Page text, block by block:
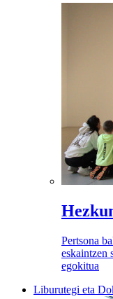
Pertsona
eskaintzen
egokitua
Liburutegi eta